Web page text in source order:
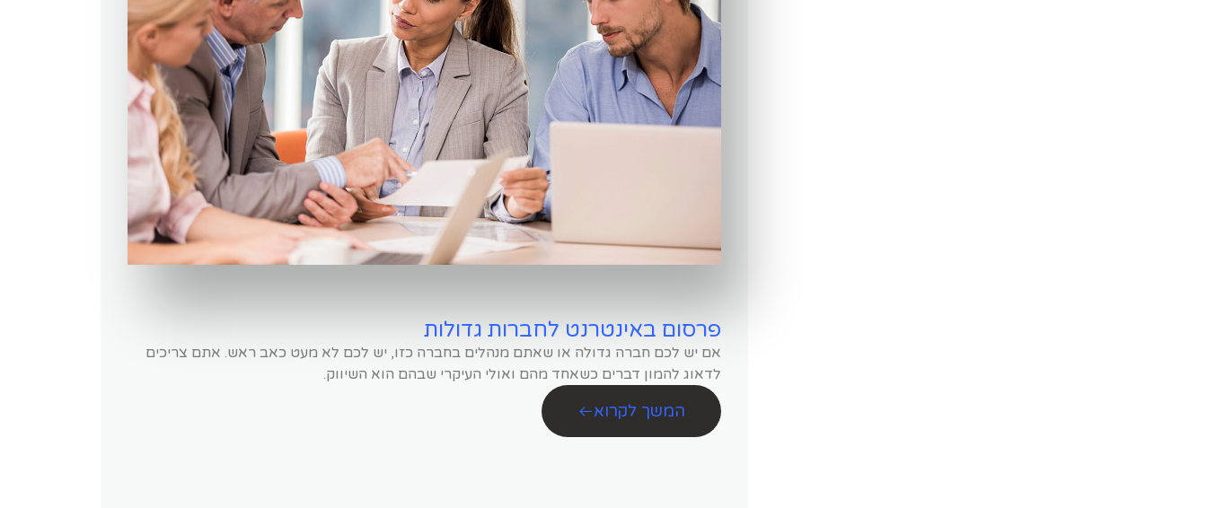
פרסום באינטרנט לחברות גדולות
אם יש לכם חברה גדולה או שאתם מנהלים בחברה כזו, יש לכם לא מעט כאב ראש. אתם צריכים
לדאוג להמון דברים כשאחד מהם ואולי העיקרי שבהם הוא השיווק.
המשך לקרוא